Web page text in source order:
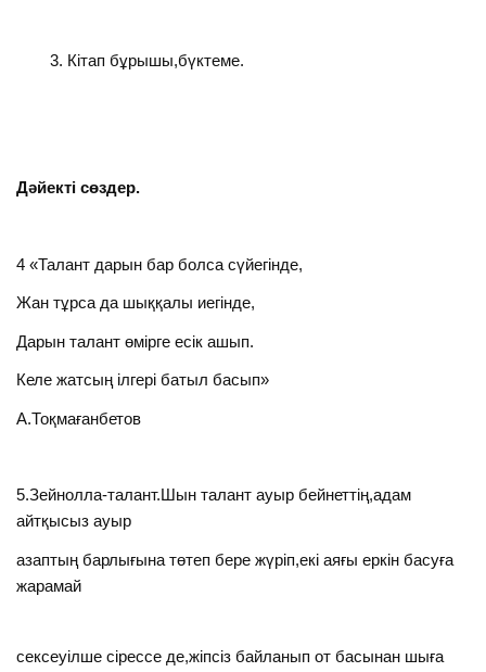
Кітап бұрышы,бүктеме.
Дәйекті сөздер.
4 «Талант дарын бар болса сүйегінде,
Жан тұрса да шыққалы иегінде,
Дарын талант өмірге есік ашып.
Келе жатсың ілгері батыл басып»
А.Тоқмағанбетов
5.Зейнолла-талант.Шын талант ауыр бейнеттің,адам
айтқысыз ауыр
азаптың барлығына төтеп бере жүріп,екі аяғы еркін басуға
жарамай
сексеуілше сірессе де,жіпсіз байланып от басынан шыға